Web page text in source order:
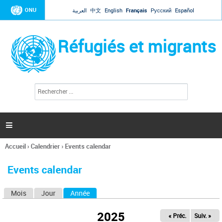
Jump to navigation
ONU العربية 中文 English Français Русский Español
Réfugiés et migrants
l
c
h
e

Vous
ici
Accueil›Calendrier› Events calendar
Events calendar
Mois Jour Année
2025 « Préc. Suiv. »